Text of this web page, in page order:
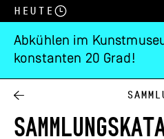
Heute
Abkühlen im
konstanten 20 Grad!